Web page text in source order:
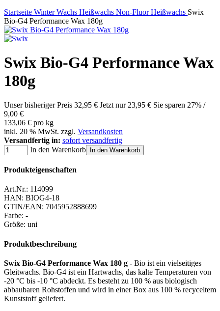
Startseite Winter Wachs Heißwachs Non-Fluor Heißwachs Swix
Bio-G4 Performance Wax 180g
Swix Bio-G4 Performance Wax
180g
Unser bisheriger Preis 32,95 € Jetzt nur 23,95 € Sie sparen 27% /
9,00 €
133,06 € pro kg
inkl. 20 % MwSt. zzgl. Versandkosten
Versandfertig in: sofort versandfertig
In den Warenkorb
In den Warenkorb
Produkteigenschaften
Art.Nr.: 114099
HAN: BIOG4-18
GTIN/EAN: 7045952888699
Farbe: -
Größe: uni
Produktbeschreibung
Swix Bio-G4 Performance Wax 180 g - Bio ist ein vielseitiges
Gleitwachs. Bio-G4 ist ein Hartwachs, das kalte Temperaturen von
-20 °C bis -10 °C abdeckt. Es besteht zu 100 % aus biologisch
abbaubaren Rohstoffen und wird in einer Box aus 100 % recyceltem
Kunststoff geliefert.